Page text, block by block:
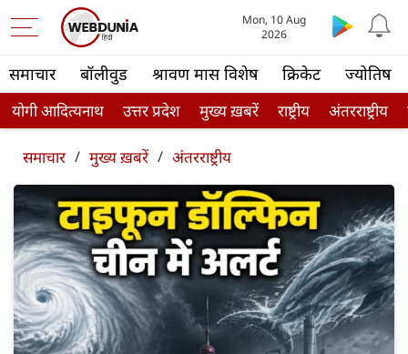
समाचार बॉलीवुड श्रावण मास विशेष क्रिकेट ज्योतिष
योगी आदित्यनाथ उत्तर प्रदेश मुख्य ख़बरें राष्ट्रीय अंतरराष्ट्रीय
Mon, 10 Aug
2026
समाचार / मुख्य ख़बरें / अंतरराष्ट्रीय